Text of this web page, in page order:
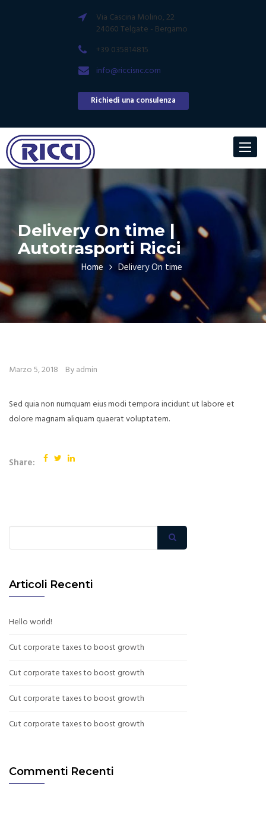
Via Cascina Molino, 22
24060 Telgate - Bergamo
+39 035814815
info@riccisnc.com
Richiedi una consulenza
Toggle
Delivery On time |
Autotrasporti Ricci
Home Delivery On time
Marzo 5, 2018 By admin
Sed quia non numquam eius modi tempora incidunt ut labore et
dolore magnam aliquam quaerat voluptatem.
Share:
Articoli Recenti
Hello world!
Cut corporate taxes to boost growth
Cut corporate taxes to boost growth
Cut corporate taxes to boost growth
Cut corporate taxes to boost growth
Commenti Recenti